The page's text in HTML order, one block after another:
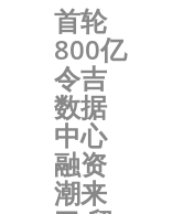
首轮
800亿
令吉
数据
中心
融资
潮来